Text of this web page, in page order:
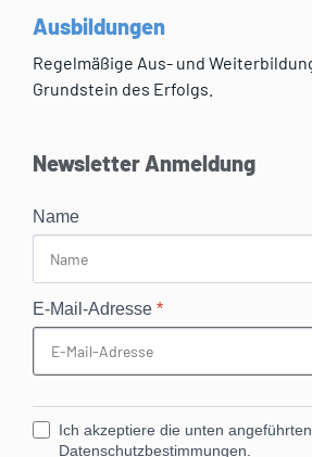
Ausbildungen
Regelmäßige Aus- und
Grundstein des Erfolgs.
Newsletter Anmeldung
Name
E-Mail-Adresse *
Ich akzeptiere die unten angeführten
Datenschutzbestimmungen.